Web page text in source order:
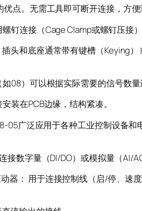
优点。无需工具即可断开连接，方
钉连接（Cage Clamp或螺钉压接
头和底座通常带有键槽（Keying
08）可以根据实际需要的信号数量
装在PCB边缘，结构紧凑。
广泛应用于各种工业控制设备和
接数字量（DI/DO）或模拟量（AI/
器： 用于连接控制线（启/停、速